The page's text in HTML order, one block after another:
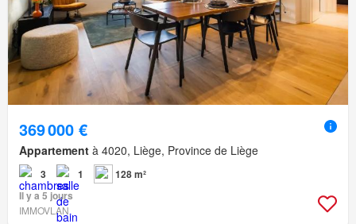
369 000 €
Appartement à 4020, Liège, Province de Liège
3 1
128 m²
Il y a 5 jours
IMMOVLAN